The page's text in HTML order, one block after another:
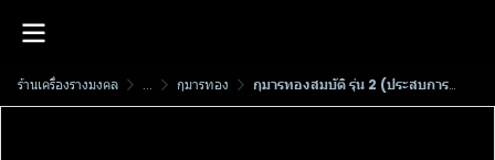
ร้านเครื่องรางมงคล ... กุมารทอง กุมารทองสมบัติ​ รุ่น 2 (ประสบการณ์คนอวดผี)​ พ.ศ.2546 หลวงพ่อพูล​ วัด​ไผ่​ล้อม​ จ.นครปฐม​ (ดินเจ็ดป่าช้า)